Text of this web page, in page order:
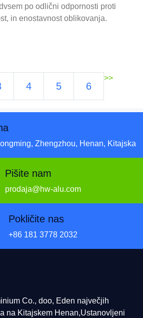
po odlični odpornosti proti
in enostavnost oblikovanja.
4 5 6
>>
Zhengzhou, Henan, Kitajska
Pišite nam
prodaja@hw-alu.com
Pokličite nas
+86 181 3778 2032
Co., doo, Eden največjih
na Kitajskem Henan,Ustanovljeni